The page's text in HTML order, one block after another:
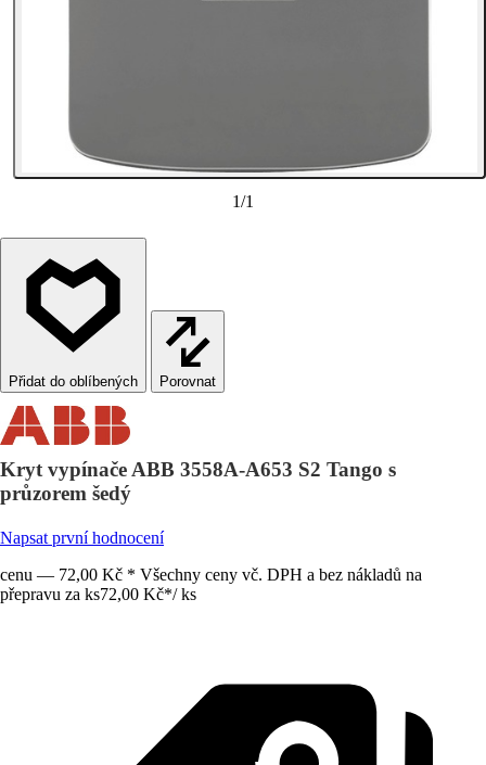
1/1
Porovnat
Kryt vypínače ABB 3558A-A653 S2 Tango s
průzorem šedý
Napsat první hodnocení
cenu — 72,00 Kč * Všechny ceny vč. DPH a bez nákladů na
přepravu za ks72,00 Kč*/ ks